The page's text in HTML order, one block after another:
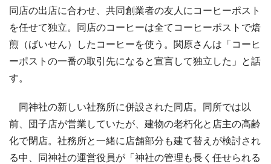
同店の出店に合わせ、共同創業者の友人にコーヒーポスト
を任せて独立。同店のコーヒーは全てコーヒーポストで焙
煎（ばいせん）したコーヒーを使う。関原さんは「コーヒ
ーポストの一番の取引先になると宣言して独立した」と話
す。
同神社の新しい社務所に併設された同店。同所では以
前、団子店が営業していたが、建物の老朽化と店主の高齢
化で閉店。社務所と一緒に店舗部分も建て替えが検討され
る中、同神社の運営役員が「神社の管理も長く任せられる